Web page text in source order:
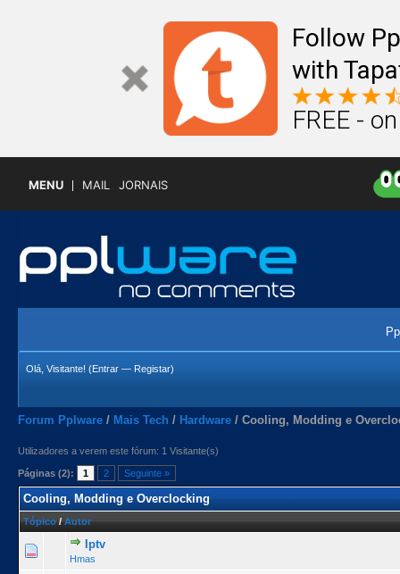
Follow
with
FREE -
MENU MAIL JORNAIS
Olá, Visitante! (Entrar — Registar)
Forum Pplware / Mais Tech / Hardware / Cooling, Modding e
Utilizadores a verem este fórum: 1 Visitante(s)
Páginas (2): 1 2 Seguinte »
Cooling, Modding e Overclocking
Tópico/Autor
Iptv
Hmas
0 Voto(s) - 0 de 5 na totalidade